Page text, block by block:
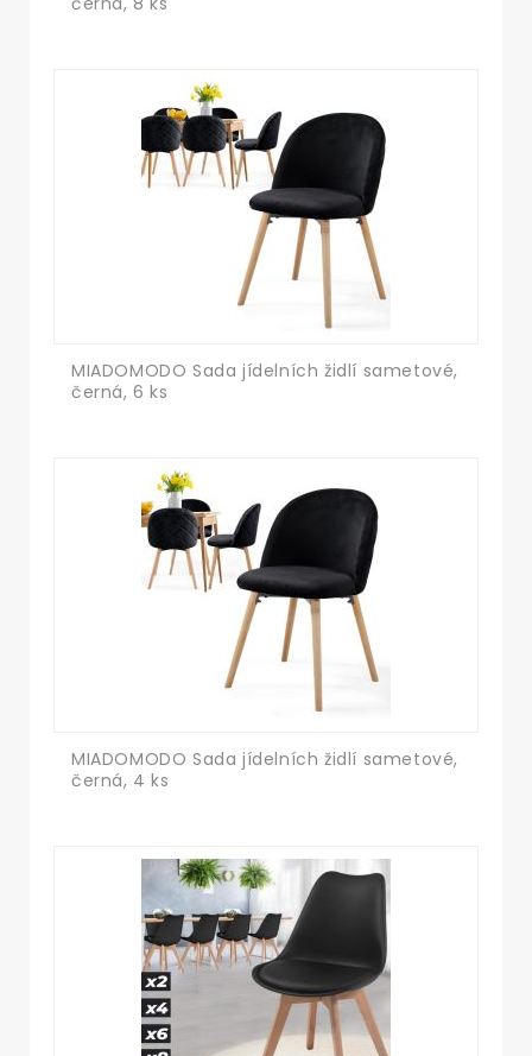
MIADOMODO Sada jídelních židlí sametové,
černá, 6 ks
MIADOMODO Sada jídelních židlí sametové,
černá, 4 ks